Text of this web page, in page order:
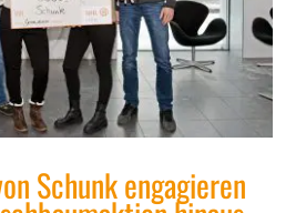
Schunk engagieren